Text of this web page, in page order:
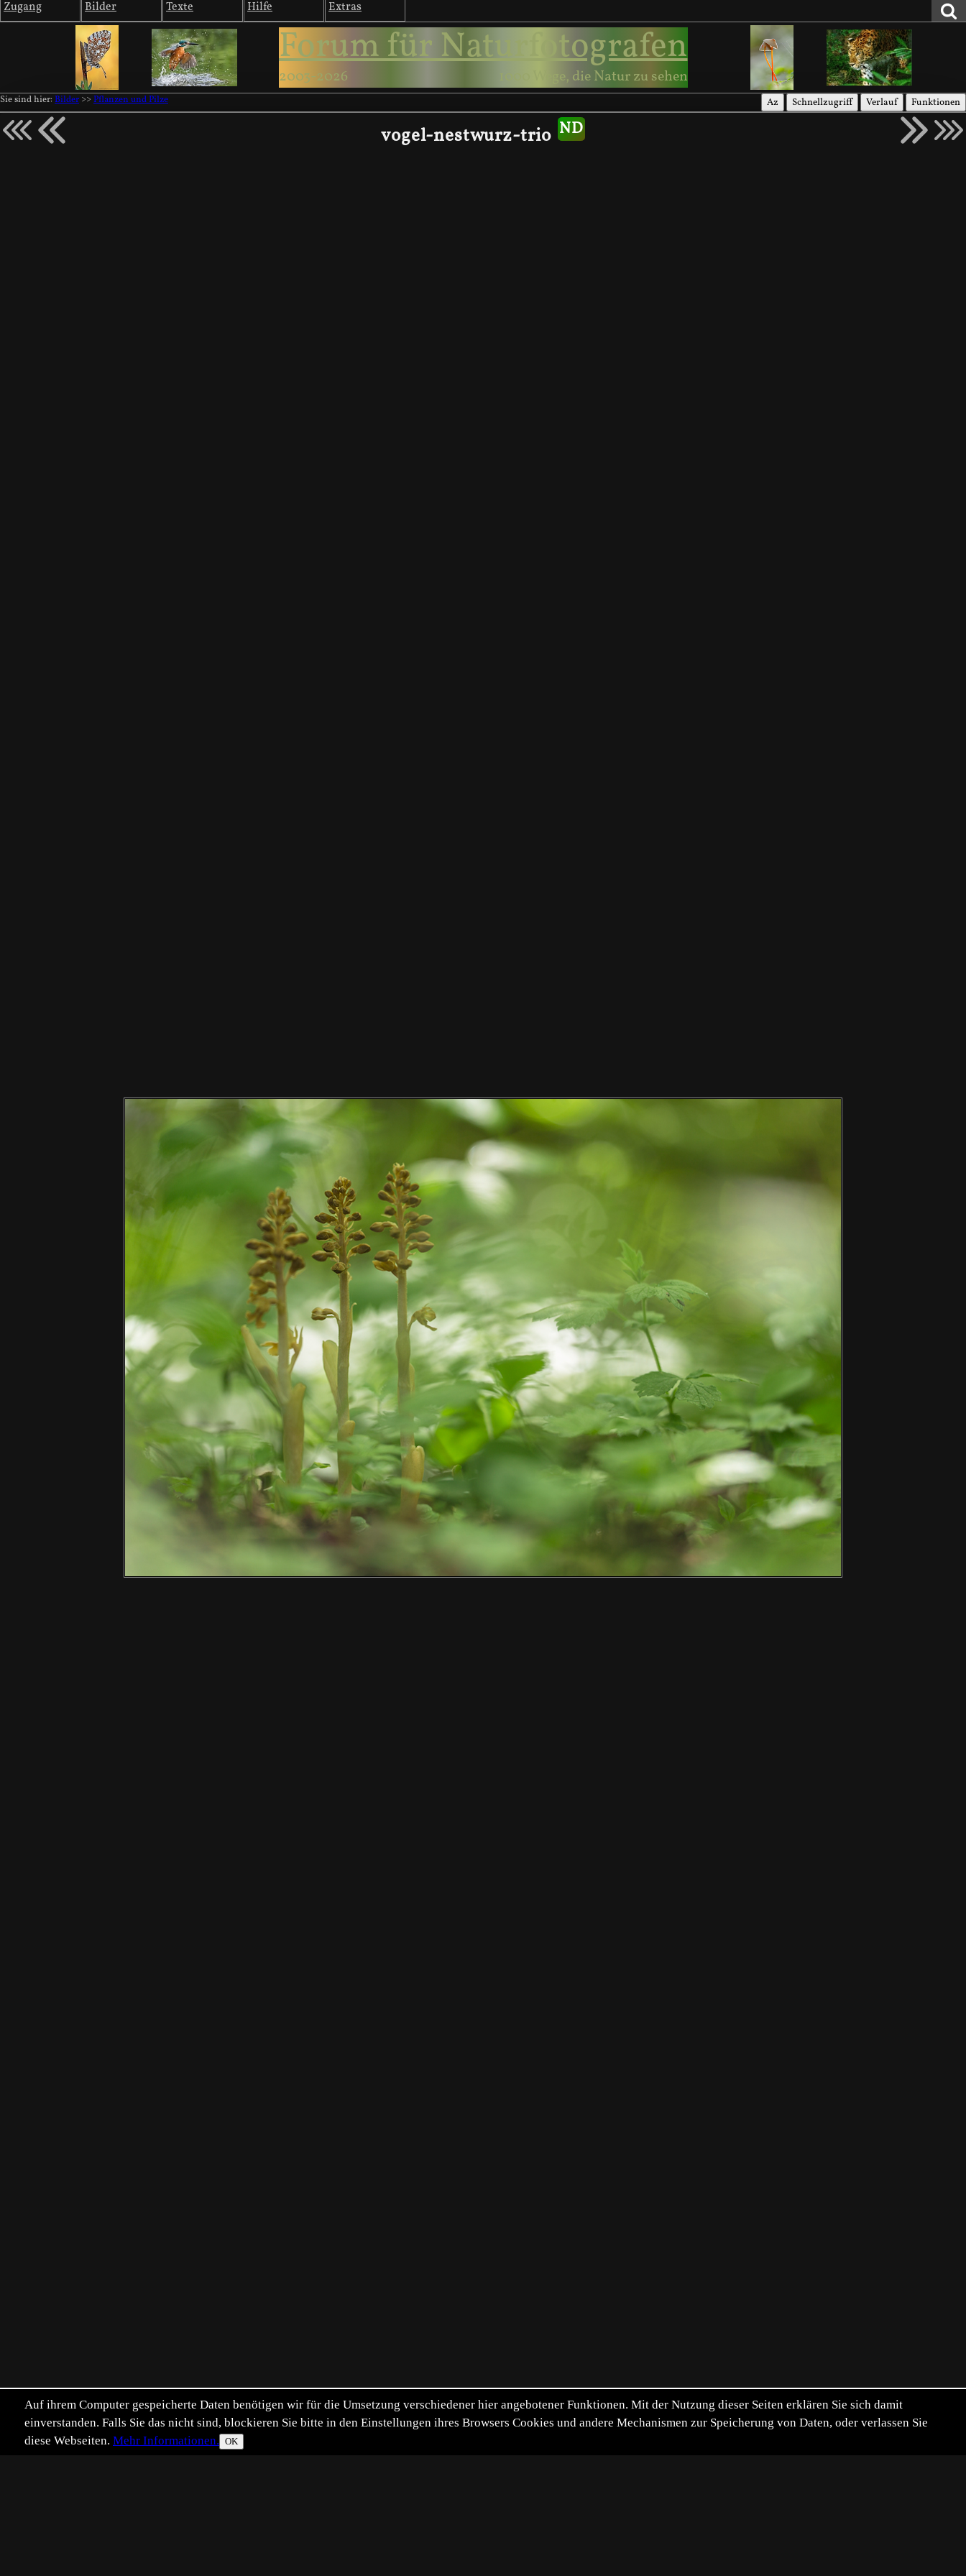
Zugang Bilder Texte Hilfe Extras
Forum für Naturfotografen
2003-2026 1000 Wege, die Natur zu sehen
Sie sind hier: Bilder >> Pflanzen und Pilze Az Schnellzugriff Verlauf Funktionen
vogel-nestwurz-trio
Auf ihrem Computer gespeicherte Daten benötigen wir für die Umsetzung verschiedener hier angebotener Funktionen. Mit der Nutzung dieser Seiten erklären Sie sich damit
einverstanden. Falls Sie das nicht sind, blockieren Sie bitte in den Einstellungen ihres Browsers Cookies und andere Mechanismen zur Speicherung von Daten, oder verlassen Sie
diese Webseiten. Mehr Informationen. OK